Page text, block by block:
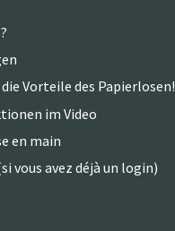
Vorteile des Papierlosen!
im Video
en main
vous avez déjà un login)